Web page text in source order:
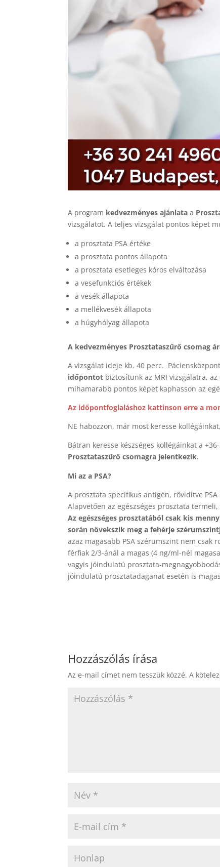
A program kedvezményes ajánlata a
vizsgálatot. A teljes vizsgálat pontos képet
a prosztata PSA értéke
a prosztata pontos állapota
a prosztata esetleges kóros elváltozása
a vesefunkciós értékek
a vesék állapota
a mellékvesék állapota
a húgyhólyag állapota
A kedvezményes Prosztataszűrő csomag
A vizsgálat ideje kb. 40 perc.
időpontot biztosítunk az MRI vizsgálatra,
mihamarabb pontos képet kaphasson az
Az időpontfoglaláshoz kattinson erre a
NE habozzon, már most keresse
Bátran keresse készséges kollégáinkat a
Prosztataszűrő csomagra jelentkezik.
Mi az a PSA?
A prosztata specifikus antigén, rövidítve
Alapvetően az egészséges prosztata
Az egészséges prosztatából csak kis
során növekszik meg a fehérje
azaz magasabb PSA szérumszint nem
férfiak 2/3-ánál a magas (4 ng/ml-nél
vagyis jóindulatú prosztata-
jóindulatú prosztatadaganat esetén is
Hozzászólás írása
Az e-mail címet nem tesszük közzé. A